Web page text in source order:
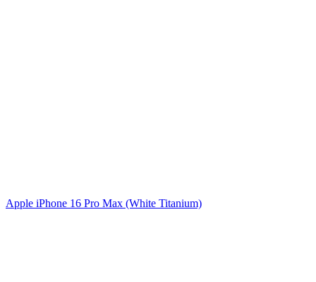
Apple iPhone 16 Pro Max (White Titanium)